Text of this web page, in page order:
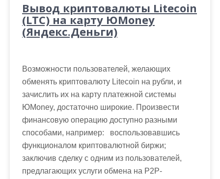
Вывод криптовалюты Litecoin
(LTC) на карту ЮMoney
(Яндекс.Деньги)
Возможности пользователей, желающих
обменять криптовалюту Litecoin на рубли, и
зачислить их на карту платежной системы
ЮMoney, достаточно широкие. Произвести
финансовую операцию доступно разными
способами, например: воспользовавшись
функционалом криптовалютной биржи;
заключив сделку с одним из пользователей,
предлагающих услуги обмена на P2P-